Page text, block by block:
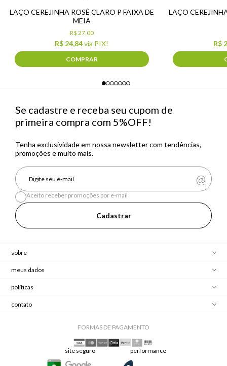
LAÇO CEREJINHA ROSÊ CLARO P FAIXA DE
MEIA
R$ 24,84via PIX!
R$ 27,00
COMPRAR
LAÇO
R$
Se cadastre e receba seu cupom de
primeira compra com 5%OFF!
Tenha exclusividade em nossa newsletter com tendências,
promoções e muito mais.
Cadastrar
Aceito receber promoções por e-mail
sobre
meus dados
políticas
contato
FORMAS DE PAGAMENTO
site seguro performance